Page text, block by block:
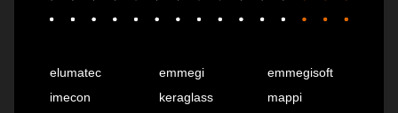
elumatec emmegi
emmegisoft
imecon
keraglass
mappi